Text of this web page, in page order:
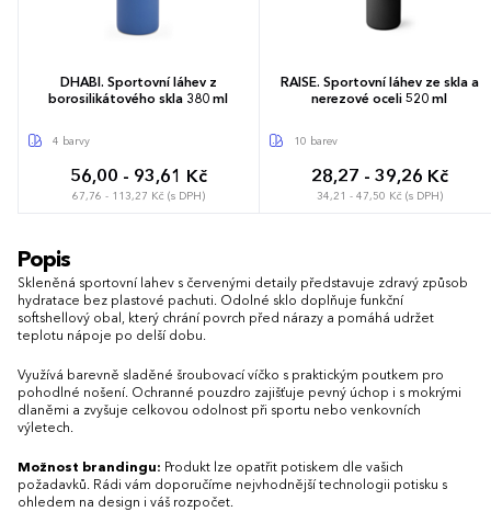
DHABI. Sportovní láhev z
borosilikátového skla 380 ml
4 barvy
56,00 - 93,61 Kč
67,76 - 113,27 Kč (s DPH)
RAISE. Sportovní láhev ze skla a
nerezové oceli 520 ml
10 barev
28,27 - 39,26 Kč
34,21 - 47,50 Kč (s DPH)
Popis
Skleněná sportovní lahev s červenými detaily představuje zdravý způsob
hydratace bez plastové pachuti. Odolné sklo doplňuje funkční
softshellový obal, který chrání povrch před nárazy a pomáhá udržet
teplotu nápoje po delší dobu.
Využívá barevně sladěné šroubovací víčko s praktickým poutkem pro
pohodlné nošení. Ochranné pouzdro zajišťuje pevný úchop i s mokrými
dlaněmi a zvyšuje celkovou odolnost při sportu nebo venkovních
výletech.
Možnost brandingu: Produkt lze opatřit potiskem dle vašich
požadavků. Rádi vám doporučíme nejvhodnější technologii potisku s
ohledem na design i váš rozpočet.